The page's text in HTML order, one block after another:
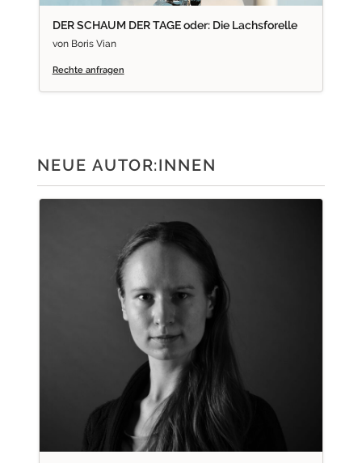
DER SCHAUM DER TAGE oder: Die Lachsforelle
von Boris Vian
Rechte anfragen
NEUE AUTOR:INNEN